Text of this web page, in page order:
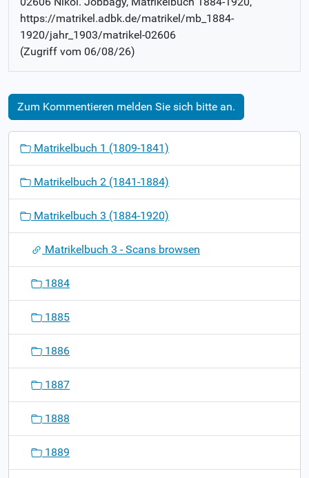
https://matrikel.adbk.de/matrikel/mb_1884-
1920/jahr_1903/matrikel-02606
(Zugriff vom 06/08/26)
Zum Kommentieren melden Sie sich bitte an.
o
Matrikelbuch 1 (1809-1841)
Matrikelbuch 2 (1841-1884)
Matrikelbuch 3 (1884-1920)
Matrikelbuch 3 - Scans browsen
1884
1885
1886
1887
1888
1889